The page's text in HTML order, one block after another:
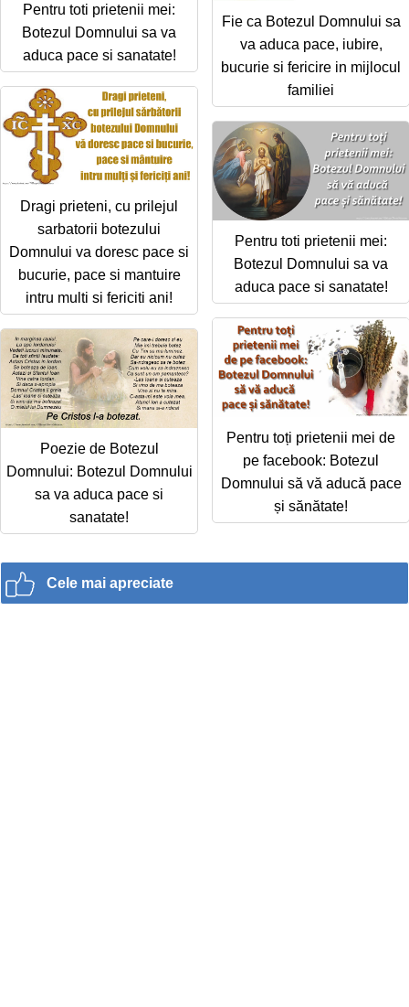
Pentru toti prietenii mei:
Botezul Domnului sa va
aduca pace si sanatate!
Fie ca Botezul Domnului sa
va aduca pace, iubire,
bucurie si fericire in mijlocul
familiei
Dragi prieteni, cu prilejul
sarbatorii botezului
Domnului va doresc pace si
bucurie, pace si mantuire
intru multi si fericiti ani!
Pentru toti prietenii mei:
Botezul Domnului sa va
aduca pace si sanatate!
Pentru toți prietenii mei de
pe facebook: Botezul
Domnului să vă aducă pace
și sănătate!
Poezie de Botezul
Domnului: Botezul Domnului
sa va aduca pace si
sanatate!
Cele mai apreciate